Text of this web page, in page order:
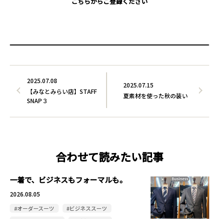
2025.07.15
夏素材を使った秋の装い
2025.07.08
【みなとみらい店】STAFF
SNAP３
合わせて読みたい記事
一着で、ビジネスもフォーマルも。
2026.08.05
#オーダースーツ
#ビジネススーツ